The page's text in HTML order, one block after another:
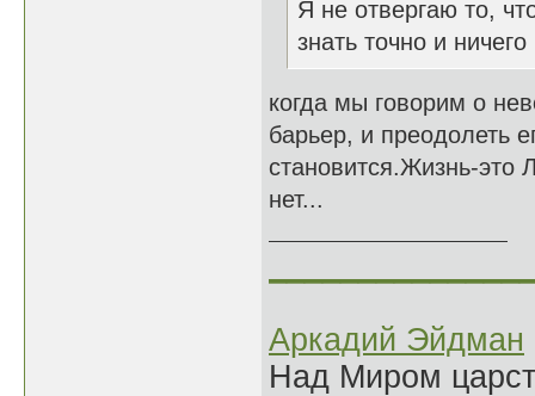
Я не отвергаю то,
знать точно и
когда мы говорим о
барьер, и преодолеть
становится.Жизнь-это
нет...
Аркадий Эйдман
Над Миром